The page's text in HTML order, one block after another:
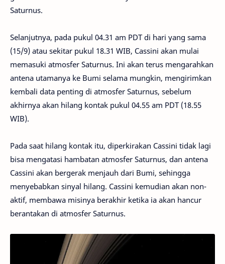
Saturnus.
Selanjutnya, pada pukul 04.31 am PDT di hari yang sama
(15/9) atau sekitar pukul 18.31 WIB, Cassini akan mulai
memasuki atmosfer Saturnus. Ini akan terus mengarahkan
antena utamanya ke Bumi selama mungkin, mengirimkan
kembali data penting di atmosfer Saturnus, sebelum
akhirnya akan hilang kontak pukul 04.55 am PDT (18.55
WIB).
Pada saat hilang kontak itu, diperkirakan Cassini tidak lagi
bisa mengatasi hambatan atmosfer Saturnus, dan antena
Cassini akan bergerak menjauh dari Bumi, sehingga
menyebabkan sinyal hilang. Cassini kemudian akan non-
aktif, membawa misinya berakhir ketika ia akan hancur
berantakan di atmosfer Saturnus.